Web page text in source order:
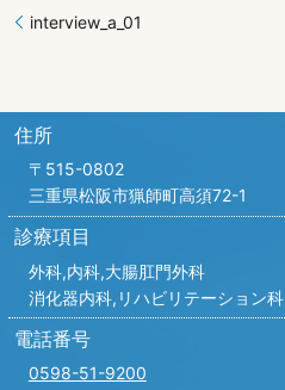
interview_a_01
住所
〒515-0802
三重県松阪市猟師町高須72-1
診療項目
外科,内科,大腸肛門外科
消化器内科,リハビリテーション科
電話番号
0598-51-9200